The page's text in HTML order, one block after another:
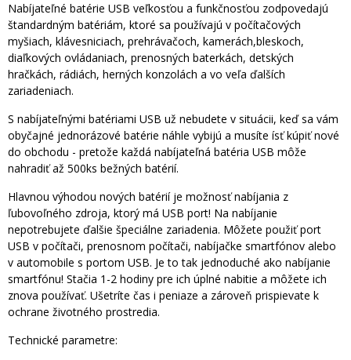
Nabíjateľné batérie USB veľkosťou a funkčnosťou zodpovedajú
štandardným batériám, ktoré sa používajú v počítačových
myšiach, klávesniciach, prehrávačoch, kamerách,bleskoch,
diaľkových ovládaniach, prenosných baterkách, detských
hračkách, rádiách, herných konzolách a vo veľa ďalších
zariadeniach.
S nabíjateľnými batériami USB už nebudete v situácii, keď sa vám
obyčajné jednorázové batérie náhle vybijú a musíte ísť kúpiť nové
do obchodu - pretože každá nabíjateľná batéria USB môže
nahradiť až 500ks bežných batérií.
Hlavnou výhodou nových batérií je možnosť nabíjania z
ľubovoľného zdroja, ktorý má USB port! Na nabíjanie
nepotrebujete ďalšie špeciálne zariadenia. Môžete použiť port
USB v počítači, prenosnom počítači, nabíjačke smartfónov alebo
v automobile s portom USB. Je to tak jednoduché ako nabíjanie
smartfónu! Stačia 1-2 hodiny pre ich úplné nabitie a môžete ich
znova používať. Ušetríte čas i peniaze a zároveň prispievate k
ochrane životného prostredia.
Technické parametre: